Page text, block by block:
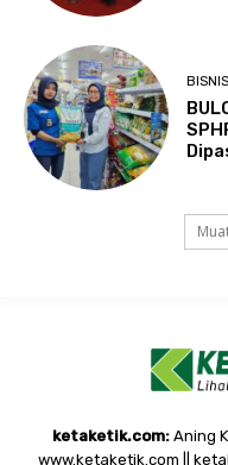
BISNIS
ketaketik.com: Aning
www.ketaketik.com ||